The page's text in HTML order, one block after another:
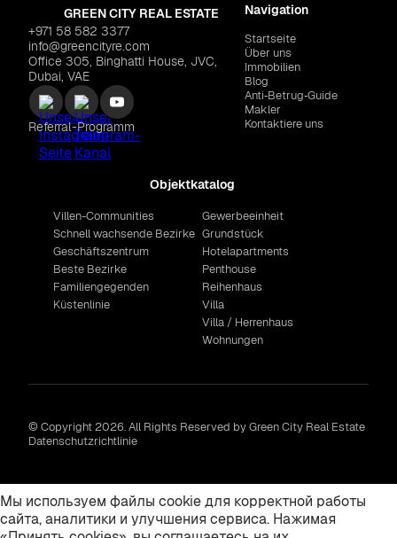
GREEN CITY REAL ESTATE
+971 58 582 3377
info@greencityre.com
Office 305, Binghatti House, JVC,
Dubai, VAE
Referral-Programm
Navigation
Startseite
Über uns
Immobilien
Blog
Anti‑Betrug‑Guide
Makler
Kontaktiere uns
Objektkatalog
Villen-Communities
Schnell wachsende Bezirke
Geschäftszentrum
Beste Bezirke
Familiengegenden
Küstenlinie
Gewerbeeinheit
Grundstück
Hotelapartments
Penthouse
Reihenhaus
Villa
Villa / Herrenhaus
Wohnungen
© Copyright 2026. All Rights Reserved by Green City Real Estate
Datenschutzrichtlinie
Мы используем файлы cookie для корректной работы
сайта, аналитики и улучшения сервиса. Нажимая